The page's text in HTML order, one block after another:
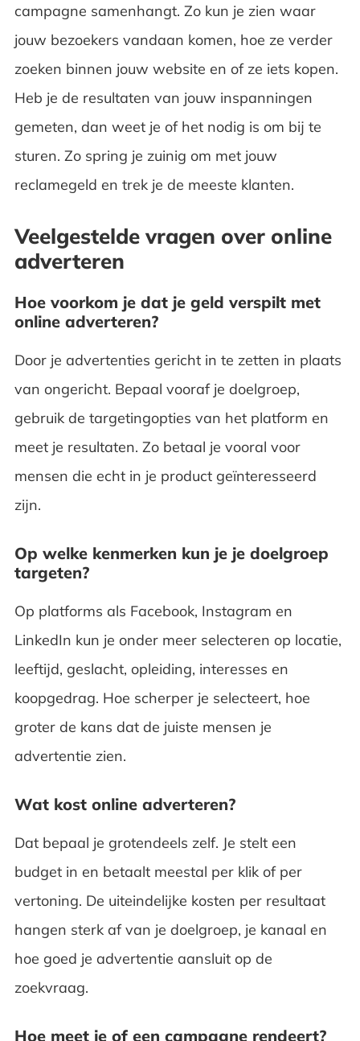
campagne samenhangt. Zo kun je zien waar
jouw bezoekers vandaan komen, hoe ze verder
zoeken binnen jouw website en of ze iets kopen.
Heb je de resultaten van jouw inspanningen
gemeten, dan weet je of het nodig is om bij te
sturen. Zo spring je zuinig om met jouw
reclamegeld en trek je de meeste klanten.
Veelgestelde vragen over online
adverteren
Hoe voorkom je dat je geld verspilt met
online adverteren?
Door je advertenties gericht in te zetten in plaats
van ongericht. Bepaal vooraf je doelgroep,
gebruik de targetingopties van het platform en
meet je resultaten. Zo betaal je vooral voor
mensen die echt in je product geïnteresseerd
zijn.
Op welke kenmerken kun je je doelgroep
targeten?
Op platforms als Facebook, Instagram en
LinkedIn kun je onder meer selecteren op locatie,
leeftijd, geslacht, opleiding, interesses en
koopgedrag. Hoe scherper je selecteert, hoe
groter de kans dat de juiste mensen je
advertentie zien.
Wat kost online adverteren?
Dat bepaal je grotendeels zelf. Je stelt een
budget in en betaalt meestal per klik of per
vertoning. De uiteindelijke kosten per resultaat
hangen sterk af van je doelgroep, je kanaal en
hoe goed je advertentie aansluit op de
zoekvraag.
Hoe meet je of een campagne rendeert?